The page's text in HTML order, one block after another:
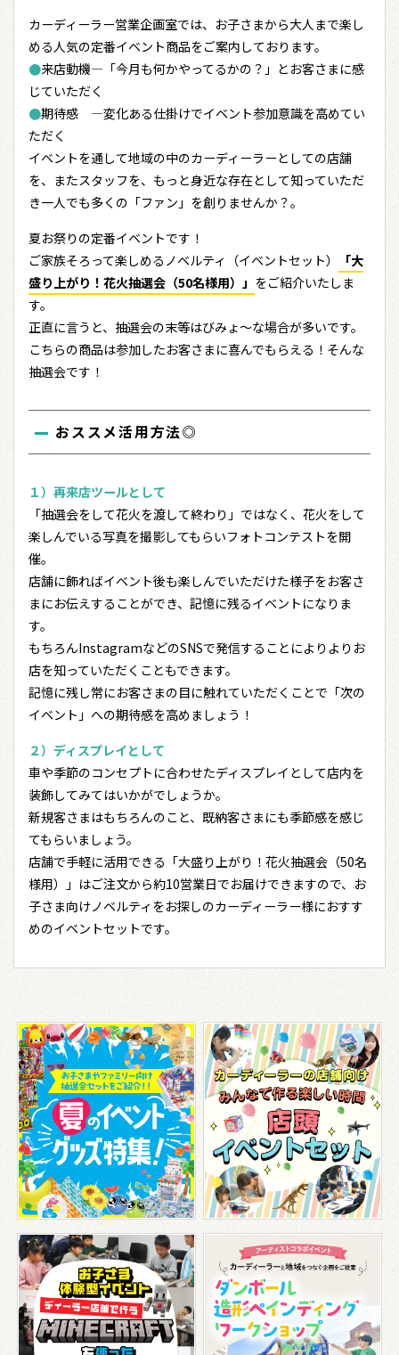
カーディーラー営業企画室では、お子さまから大人まで楽し
める人気の定番イベント商品をご案内しております。
●来店動機―「今月も何かやってるかの？」とお客さまに感
じていただく
●期待感 ―変化ある仕掛けでイベント参加意識を高めてい
ただく
イベントを通して地域の中のカーディーラーとしての店舗
を、またスタッフを、もっと身近な存在として知っていただ
き一人でも多くの「ファン」を創りませんか？。
夏お祭りの定番イベントです！
ご家族そろって楽しめるノベルティ（イベントセット）
「大
盛り上がり！花火抽選会（50名様用）」 をご紹介いたしま
す。
正直に言うと、抽選会の末等はびみょ～な場合が多いです。
こちらの商品は参加したお客さまに喜んでもらえる！そんな
抽選会です！
おススメ活用方法◎
１）再来店ツールとして
「抽選会をして花火を渡して終わり」ではなく、花火をして
楽しんでいる写真を撮影してもらいフォトコンテストを開
催。
店舗に飾ればイベント後も楽しんでいただけた様子をお客さ
まにお伝えすることができ、記憶に残るイベントになりま
す。
もちろんInstagramなどのSNSで発信することによりよりお
店を知っていただくこともできます。
記憶に残し常にお客さまの目に触れていただくことで「次の
イベント」への期待感を高めましょう！
２）ディスプレイとして
車や季節のコンセプトに合わせたディスプレイとして店内を
装飾してみてはいかがでしょうか。
新規客さまはもちろんのこと、既納客さまにも季節感を感じ
てもらいましょう。
店舗で手軽に活用できる「大盛り上がり！花火抽選会（50名
様用）」はご注文から約10営業日でお届けできますので、お
子さま向けノベルティをお探しのカーディーラー様におすす
めのイベントセットです。